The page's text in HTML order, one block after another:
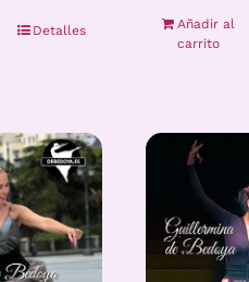
Detalles
Añadir al
carrito